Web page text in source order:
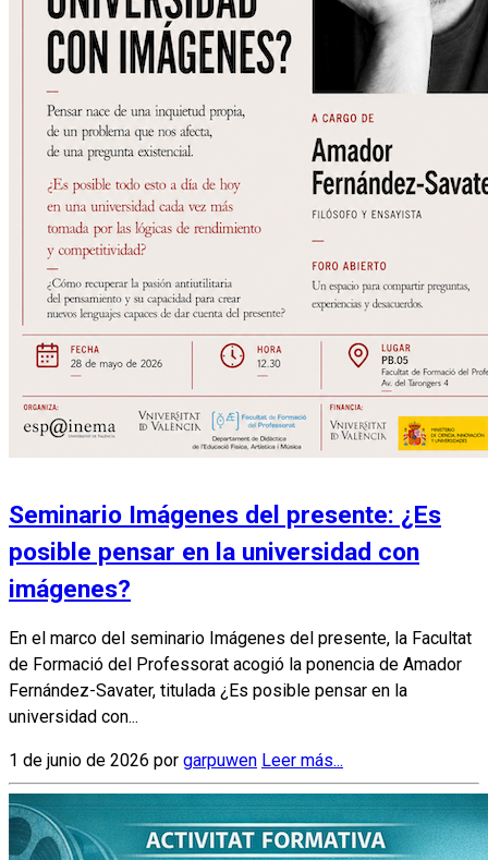
Seminario Imágenes del presente: ¿Es
posible pensar en la universidad con
imágenes?
En el marco del seminario Imágenes del presente, la Facultat
de Formació del Professorat acogió la ponencia de Amador
Fernández-Savater, titulada ¿Es posible pensar en la
universidad con...
1 de junio de 2026 por garpuwen Leer más...